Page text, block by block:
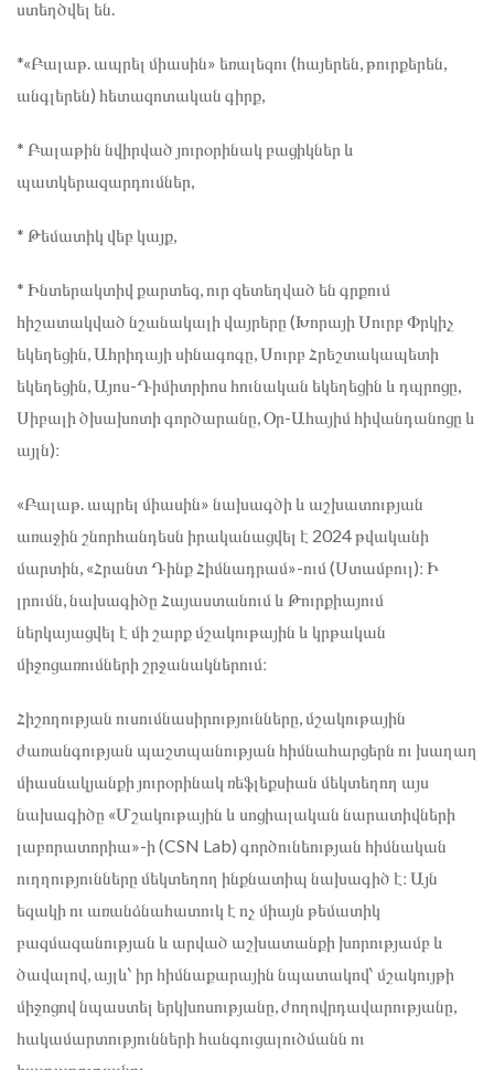
ստեղծվել են.
*«Բալաթ. ապրել միասին» եռալեզու (հայերեն, թուրքերեն,
անգլերեն) հետազոտական գիրք,
* Բալաթին նվիրված յուրօրինակ բացիկներ և
պատկերազարդումներ,
* Թեմատիկ վեբ կայք,
* Ինտերակտիվ քարտեզ, ուր զետեղված են գրքում
հիշատակված նշանակալի վայրերը (Խորայի Սուրբ Փրկիչ
եկեղեցին, Ահրիդայի սինագոգը, Սուրբ Հրեշտակապետի
եկեղեցին, Այոս-Դիմիտրիոս հունական եկեղեցին և դպրոցը,
Սիբալի ծխախոտի գործարանը, Օր-Ահայիմ հիվանդանոցը և
այլն)։
«Բալաթ. ապրել միասին» նախագծի և աշխատության
առաջին շնորհանդեսն իրականացվել է 2024 թվականի
մարտին, «Հրանտ Դինք Հիմնադրամ»-ում (Ստամբուլ)։ Ի
լրումն, նախագիծը Հայաստանում և Թուրքիայում
ներկայացվել է մի շարք մշակութային և կրթական
միջոցառումների շրջանակներում։
Հիշողության ուսումնասիրությունները, մշակութային
ժառանգության պաշտպանության հիմնահարցերն ու խաղաղ
միասնակյանքի յուրօրինակ ռեֆլեքսիան մեկտեղող այս
նախագիծը «Մշակութային և սոցիալական նարատիվների
լաբորատորիա»-ի (CSN Lab) գործունեության հիմնական
ուղղությունները մեկտեղող ինքնատիպ նախագիծ է։ Այն
եզակի ու առանձնահատուկ է ոչ միայն թեմատիկ
բազմազանության և արված աշխատանքի խորությամբ և
ծավալով, այլև՝ իր հիմնաքարային նպատակով՝ մշակույթի
միջոցով նպաստել երկխոսությանը, ժողովրդավարությանը,
հակամարտությունների հանգուցալուծմանն ու